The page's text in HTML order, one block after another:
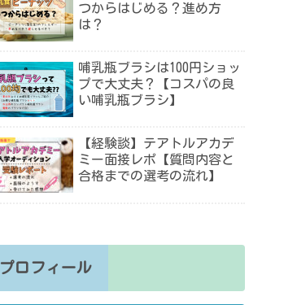
つからはじめる？進め方
は？
哺乳瓶ブラシは100円ショッ
プで大丈夫？【コスパの良
い哺乳瓶ブラシ】
【経験談】テアトルアカデ
ミー面接レポ【質問内容と
合格までの選考の流れ】
プロフィール